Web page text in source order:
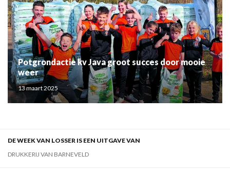
Potgrondactie kv Java groot succes door mooie
weer
13 maart 2025
DE WEEK VAN LOSSER IS EEN UITGAVE VAN
DRUKKERIJ VAN BARNEVELD